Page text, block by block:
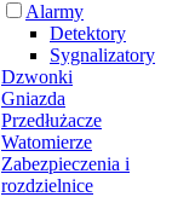
Alarmy
Detektory
Sygnalizatory
Dzwonki
Gniazda
Przedłużacze
Watomierze
Zabezpieczenia i
rozdzielnice